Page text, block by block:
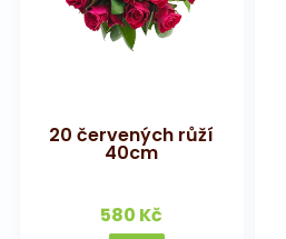
20 červených růží
40cm
580 Kč